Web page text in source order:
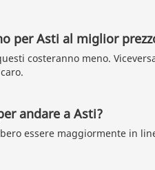
per Asti al miglior
costeranno meno.
andare a Asti?
essere maggiormente in